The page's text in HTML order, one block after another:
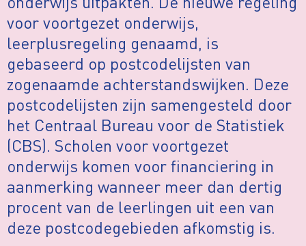
voor voortgezet onderwijs,
leerplusregeling genaamd, is
gebaseerd op postcodelijsten van
zogenaamde achterstandswijken. Deze
postcodelijsten zijn samengesteld door
het Centraal Bureau voor de Statistiek
(CBS). Scholen voor voortgezet
onderwijs komen voor financiering in
aanmerking wanneer meer dan dertig
procent van de leerlingen uit een van
deze postcodegebieden afkomstig is.